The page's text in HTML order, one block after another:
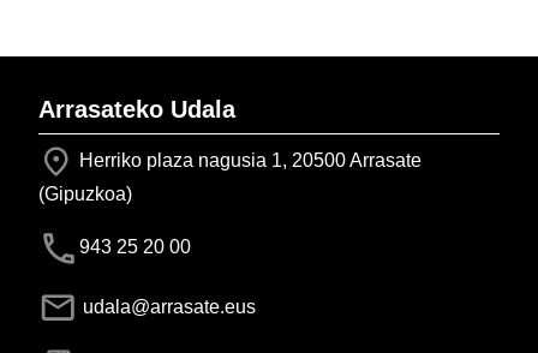
Arrasateko Udala
Herriko plaza nagusia 1, 20500 Arrasate
(Gipuzkoa)
943 25 20 00
udala@arrasate.eus